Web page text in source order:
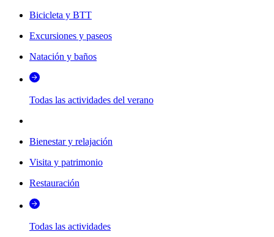
Bicicleta y BTT
Excursiones y paseos
Natación y baños
Todas las actividades del verano
Bienestar y relajación
Visita y patrimonio
Restauración
Todas las actividades